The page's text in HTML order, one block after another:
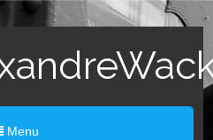
Menu